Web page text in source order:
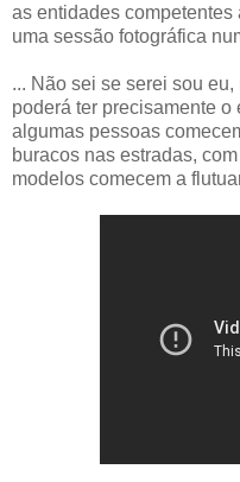
as entidades competentes
uma sessão fotográfica
... Não sei se serei sou
poderá ter precisamente o
algumas pessoas
buracos nas estradas,
modelos comecem a